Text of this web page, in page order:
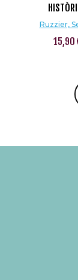
Ruzzier,
15,90